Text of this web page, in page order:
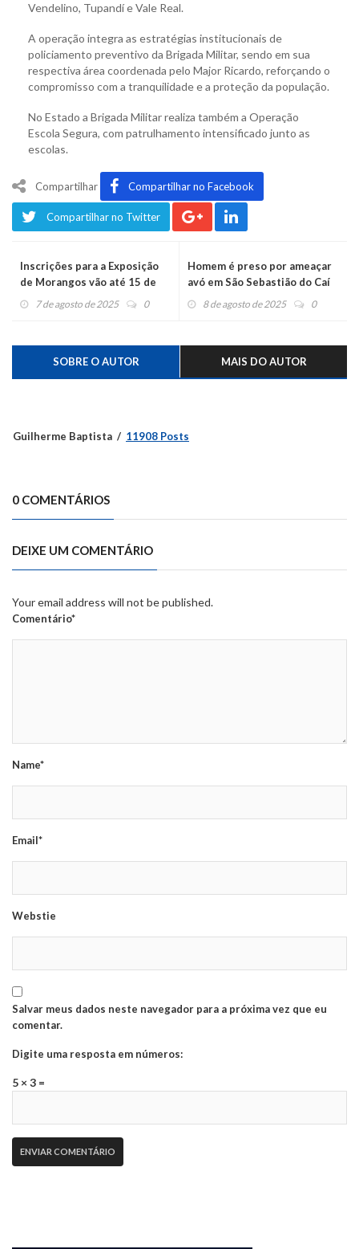
Vendelino, Tupandí e Vale Real.
A operação integra as estratégias institucionais de
policiamento preventivo da Brigada Militar, sendo em sua
respectiva área coordenada pelo Major Ricardo, reforçando o
compromisso com a tranquilidade e a proteção da população.
No Estado a Brigada Militar realiza também a Operação
Escola Segura, com patrulhamento intensificado junto as
escolas.
Compartilhar Compartilhar no Facebook
Compartilhar no Twitter
Inscrições para a Exposição
de Morangos vão até 15 de
agosto7 de agosto de 2025 0
Homem é preso por ameaçar
avó em São Sebastião do Caí
8 de agosto de 2025 0
SOBRE O AUTOR MAIS DO AUTOR
Guilherme Baptista 11908 Posts
0 COMENTÁRIOS
DEIXE UM COMENTÁRIO
Your email address will not be published.
Comentário*
Name*
Email*
Webstie
Salvar meus dados neste navegador para a próxima vez que eu
comentar.
Digite uma resposta em números:
5 × 3 =